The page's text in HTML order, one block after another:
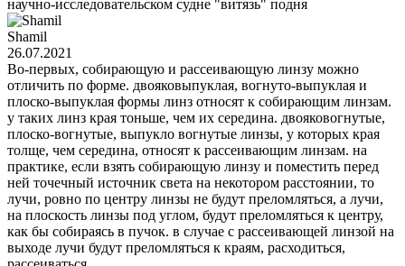
научно-исследовательском судне "витязь" подня
Shamil
26.07.2021
Во-первых, собирающую и рассеивающую линзу можно
отличить по форме. двояковыпуклая, вогнуто-выпуклая и
плоско-выпуклая формы линз относят к собирающим линзам.
у таких линз края тоньше, чем их середина. двояковогнутые,
плоско-вогнутые, выпукло вогнутые линзы, у которых края
толще, чем середина, относят к рассеивающим линзам. на
практике, если взять собирающую линзу и поместить перед
ней точечный источник света на некотором расстоянии, то
лучи, ровно по центру линзы не будут преломляться, а лучи,
на плоскость линзы под углом, будут преломляться к центру,
как бы собираясь в пучок. в случае с рассеивающей линзой на
выходе лучи будут преломляться к краям, расходиться,